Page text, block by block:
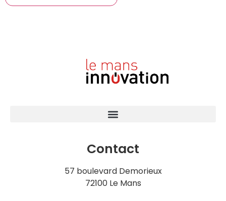
Contact
57 boulevard Demorieux
72100 Le Mans